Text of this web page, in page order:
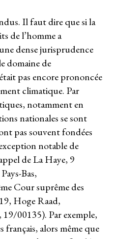
Il faut dire que si la
de l’homme a
dense jurisprudence
domaine de
pas encore prononcée
climatique. Par
notamment en
nationales se sont
pas souvent fondées
notable de
de La Haye, 9
Bas,
Cour suprême des
Hoge Raad,
00135). Par exemple,
français, alors même que